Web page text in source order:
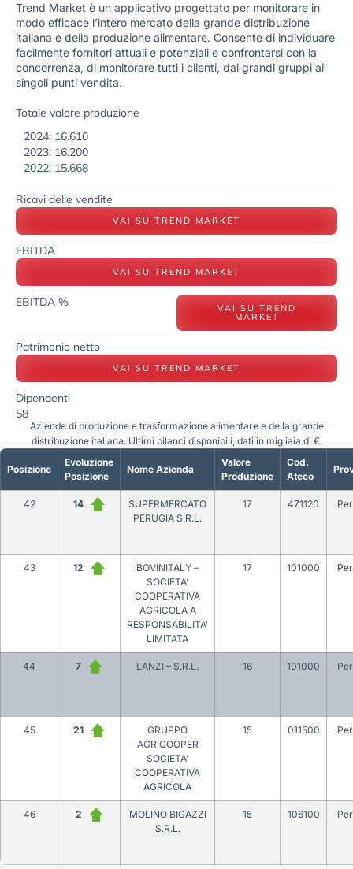
Trend Market è un applicativo progettato per monitorare in
modo efficace l’intero mercato della grande distribuzione
italiana e della produzione alimentare. Consente di individuare
facilmente fornitori attuali e potenziali e confrontarsi con la
concorrenza, di monitorare tutti i clienti, dai grandi gruppi ai
singoli punti vendita.
Totale valore produzione
2024: 16.610
2023: 16.200
2022: 15.668
Ricavi delle vendite
VAI SU TREND MARKET
EBITDA
VAI SU TREND MARKET
EBITDA % VAI SU TREND
MARKET
Patrimonio netto
VAI SU TREND MARKET
Dipendenti
58
Posizione
Evoluzione
Posizione
Nome Azienda
Valore
Produzione
Cod.
Ateco
42 14
SUPERMERCATO
PERUGIA S.R.L.
17 471120
43 12
BOVINITALY –
SOCIETA’
COOPERATIVA
AGRICOLA A
RESPONSABILITA’
LIMITATA
17 101000
44 7 LANZI – S.R.L. 16 101000
45 21
GRUPPO
AGRICOOPER
SOCIETA’
COOPERATIVA
AGRICOLA
15 011500
46 2
MOLINO BIGAZZI
S.R.L.
15 106100
Aziende di produzione e trasformazione alimentare e della grande
distribuzione italiana. Ultimi bilanci disponibili, dati in migliaia di €.